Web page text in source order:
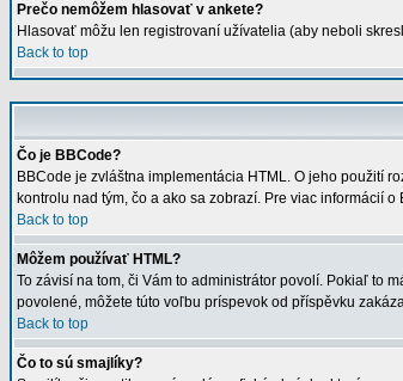
Prečo nemôžem hlasovať v ankete?
Hlasovať môžu len registrovaní užívatelia (aby neboli
Back to top
Čo je BBCode?
BBCode je zvláštna implementácia HTML. O jeho použití
kontrolu nad tým, čo a ako sa zobrazí. Pre viac informácií o
Back to top
Môžem používať HTML?
To závisí na tom, či Vám to administrátor povolí. Pokiaľ to
povolené, môžete túto voľbu príspevok od příspěvku
Back to top
Čo to sú smajlíky?